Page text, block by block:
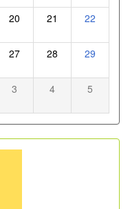
20 21 22
27 28 29
3 4 5